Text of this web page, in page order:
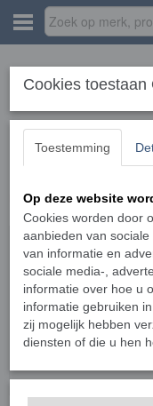
Home › Verbruiksartikelen
Cookies toestaan
Toestemming
Op deze website
Cookies worden door
aanbieden van
van informatie en
sociale media-,
informatie over hoe u
informatie gebruiken
zij mogelijk hebben
diensten of die u hen